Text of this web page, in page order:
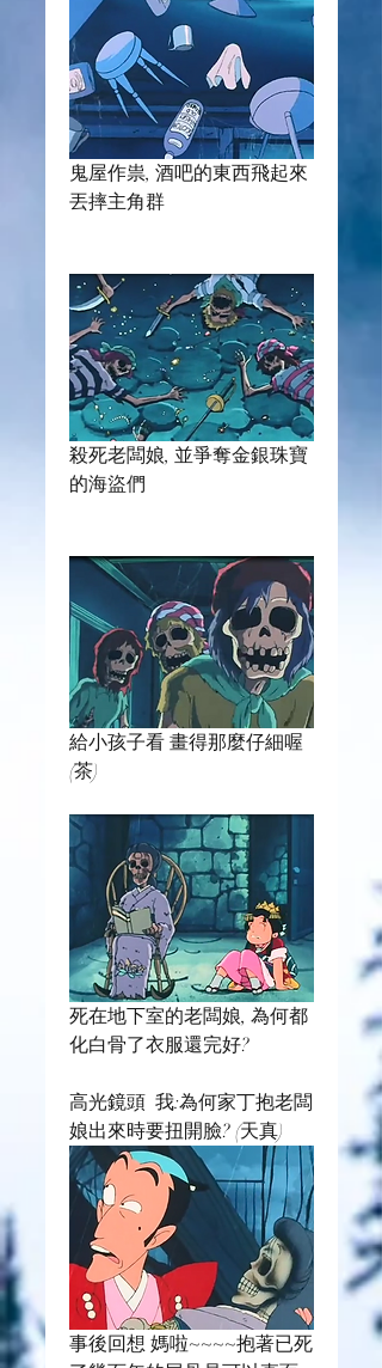
鬼屋作祟, 酒吧的東西飛起來
丟摔主角群
殺死老闆娘, 並爭奪金銀珠寶
的海盜們
給小孩子看 畫得那麼仔細喔
(茶)
死在地下室的老闆娘, 為何都
化白骨了衣服還完好?
高光鏡頭  我:為何家丁抱老闆
娘出來時要扭開臉? (天真)
事後回想 媽啦~~~~抱著已死